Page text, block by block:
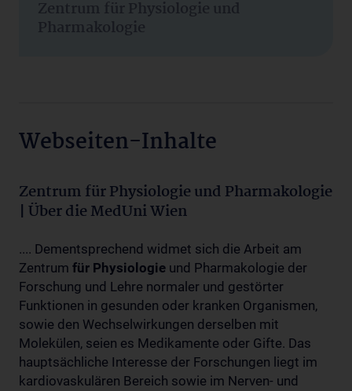
Zentrum für Physiologie und
Pharmakologie
Webseiten-Inhalte
Zentrum für Physiologie und Pharmakologie
| Über die MedUni Wien
.... Dementsprechend widmet sich die Arbeit am
Zentrum für Physiologie und Pharmakologie der
Forschung und Lehre normaler und gestörter
Funktionen in gesunden oder kranken Organismen,
sowie den Wechselwirkungen derselben mit
Molekülen, seien es Medikamente oder Gifte. Das
hauptsächliche Interesse der Forschungen liegt im
kardiovaskulären Bereich sowie im Nerven- und